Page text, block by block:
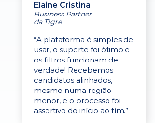
Elaine Cristina
Business Partner
da Tigre
“A plataforma é simples de
usar, o suporte foi ótimo e
os filtros funcionam de
verdade! Recebemos
candidatos alinhados,
mesmo numa região
menor, e o processo foi
assertivo do início ao fim.”